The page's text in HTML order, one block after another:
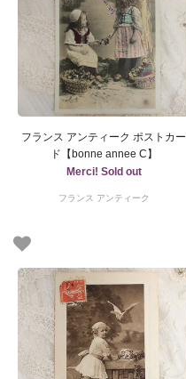
フランス アンティーク ポストカー
ド【bonne annee C】
Merci! Sold out
フランス アンティーク